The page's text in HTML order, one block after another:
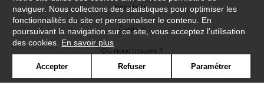
Newsletter
Contact
Où nous trouver ?
naviguer. Nous collectons des statistiques pour optimiser les
fonctionnalités du site et personnaliser le contenu. En
poursuivant la navigation sur ce site, vous acceptez l'utilisation
des cookies. En savoir plus
Accepter Refuser Paramétrer